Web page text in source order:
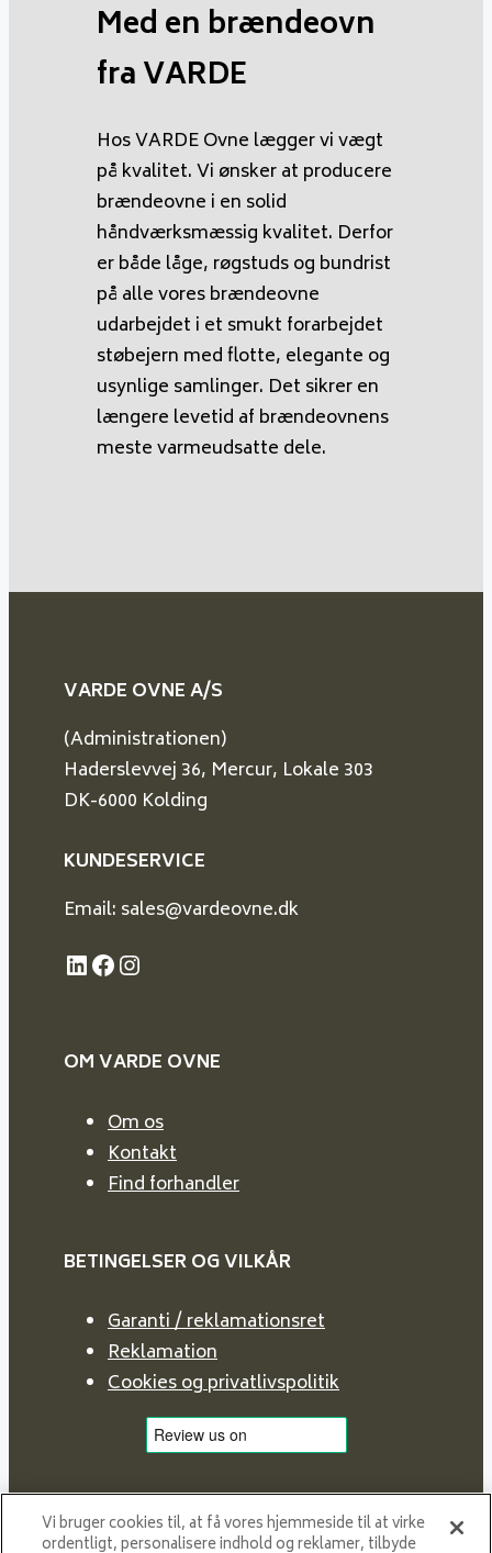
Med en brændeovn
fra VARDE
Hos VARDE Ovne lægger vi vægt
på kvalitet. Vi ønsker at producere
brændeovne i en solid
håndværksmæssig kvalitet. Derfor
er både låge, røgstuds og bundrist
på alle vores brændeovne
udarbejdet i et smukt forarbejdet
støbejern med flotte, elegante og
usynlige samlinger. Det sikrer en
længere levetid af brændeovnens
meste varmeudsatte dele.
VARDE OVNE A/S
(Administrationen)
Haderslevvej 36, Mercur, Lokale 303
DK-6000 Kolding
KUNDESERVICE
Email: sales@vardeovne.dk
LinkedIn
Facebook
Instagram
OM VARDE OVNE
Om os
Kontakt
Find forhandler
BETINGELSER OG VILKÅR
Garanti / reklamationsret
Reklamation
Cookies og privatlivspolitik
Vi bruger cookies til, at få vores hjemmeside til at virke
ordentligt, personalisere indhold og reklamer, tilbyde